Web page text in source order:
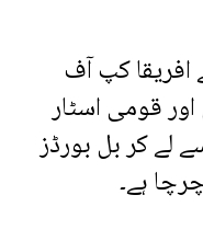
کپ آف
قومی اسٹار
لے کر بل بورڈز
ہے۔